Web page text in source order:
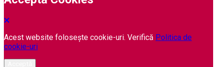
Acest website folosește cookie-uri. Verifică Politica de
cookie-uri